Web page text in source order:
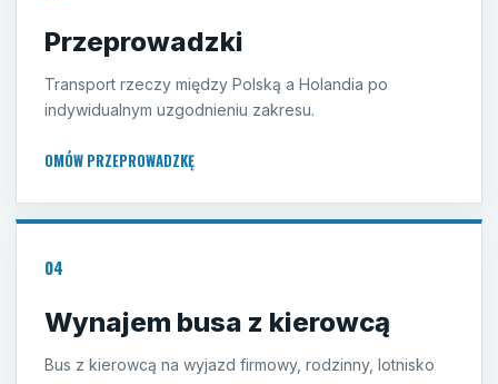
Przeprowadzki
Transport rzeczy między Polską a Holandia po
indywidualnym uzgodnieniu zakresu.
OMÓW PRZEPROWADZKĘ
04
Wynajem busa z kierowcą
Bus z kierowcą na wyjazd firmowy, rodzinny, lotnisko